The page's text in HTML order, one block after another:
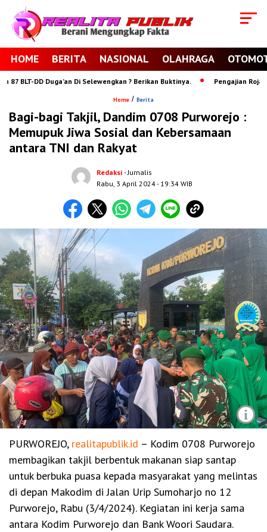
HOME BERITA NASIONAL OLAHRAGA
BLT-DD Duga’an Di Selewengkan ? Berikan Buktinya. Pengajian
Home / Berita
Bagi-bagi Takjil, Dandim 0708 Purworejo :
Memupuk Jiwa Sosial dan Kebersamaan
antara TNI dan Rakyat
Redaksi - Jurnalis
Rabu, 3 April 2024- 19:34 WIB
i
PURWOREJO, realitapublik.id – Kodim 0708 Purworejo
membagikan takjil berbentuk makanan siap santap
untuk berbuka puasa kepada masyarakat yang melintas
di depan Makodim di Jalan Urip Sumoharjo no 12
Purworejo, Rabu (3/4/2024). Kegiatan ini kerja sama
antara Kodim Purworejo dan Bank Woori Saudara.